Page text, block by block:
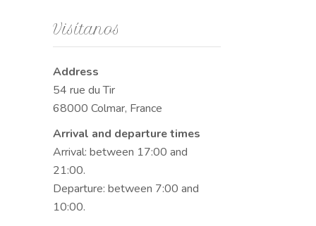
Visítanos
Address
54 rue du Tir
68000 Colmar, France
Arrival and departure times
Arrival: between 17:00 and
21:00.
Departure: between 7:00 and
10:00.